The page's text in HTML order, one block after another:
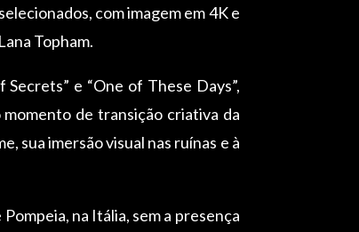
com imagem em 4K e
Topham.
e “One of These Days”,
de transição criativa da
sua imersão visual nas ruínas e à
na Itália, sem a presença